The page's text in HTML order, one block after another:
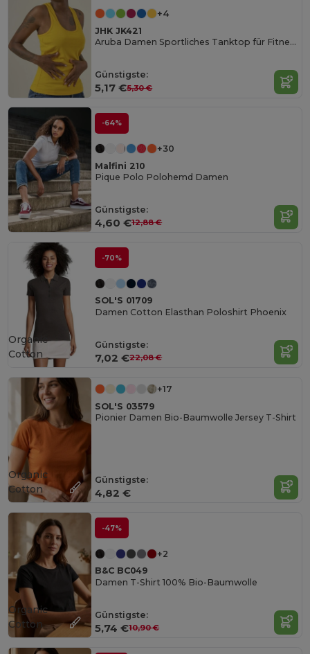
+4
JHK JK421
Aruba Damen Sportliches Tanktop für Fitness
Günstigste:
5,17 €5,30 €
-64%
+30
Malfini 210
Pique Polo Polohemd Damen
Günstigste:
4,60 €12,88 €
-70%
SOL'S 01709
Damen Cotton Elasthan Poloshirt Phoenix
Günstigste:
7,02 €22,08 €
Organic
Cotton
+17
SOL'S 03579
Pionier Damen Bio-Baumwolle Jersey T-Shirt
Günstigste:
4,82 €
Organic
Cotton
-47%
+2
B&C BC049
Damen T-Shirt 100% Bio-Baumwolle
Günstigste:
5,74 €10,90 €
Organic
Cotton